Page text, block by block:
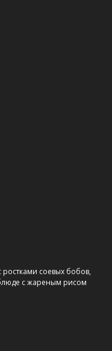
соевых бобов,
с жареным рисом